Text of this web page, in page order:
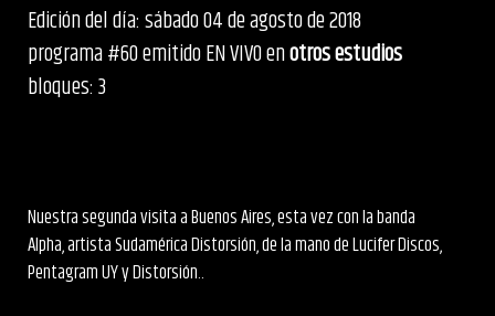
Edición del día: sábado 04 de agosto de 2018
programa #60 emitido EN VIVO enotros estudios
bloques: 3
Nuestra segunda visita a Buenos Aires, esta vez con la banda
Alpha, artista Sudamérica Distorsión, de la mano de Lucifer Discos,
Pentagram UY y Distorsión..